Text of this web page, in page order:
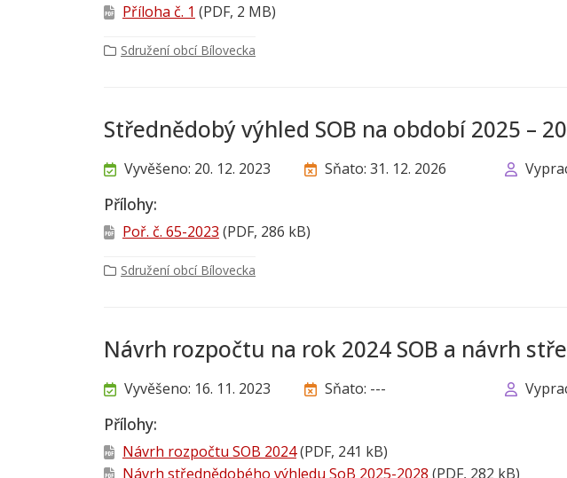
Příloha č. 1 (PDF, 2 MB)
Sdružení obcí Bílovecka
Střednědobý výhled SOB na období 2025 –
Vyvěšeno: 20. 12. 2023 Sňato: 31. 12. 2026
Přílohy:
Poř. č. 65-2023 (PDF, 286 kB)
Sdružení obcí Bílovecka
Návrh rozpočtu na rok 2024 SOB a návrh
Vyvěšeno: 16. 11. 2023 Sňato: ---
Přílohy:
Návrh rozpočtu SOB 2024(PDF, 241 kB)
Návrh střednědobého výhledu SoB 2025-2028 (PDF, 282 kB)